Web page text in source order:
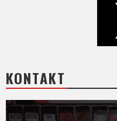
KONTAKT